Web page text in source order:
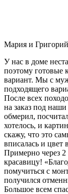
Мария и
У нас в доме
поэтому готовые
вариант. Мы с
подходящего
После всех
на заказ под
обмерил,
хотелось, и
скажу, что это
вписалась и цвет
Примерно через
красавицу!
помучиться с
получился
Большое всем